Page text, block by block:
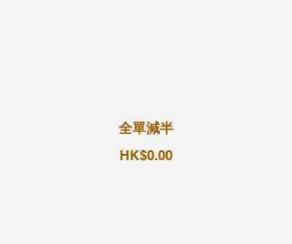
全單減半
HK$0.00